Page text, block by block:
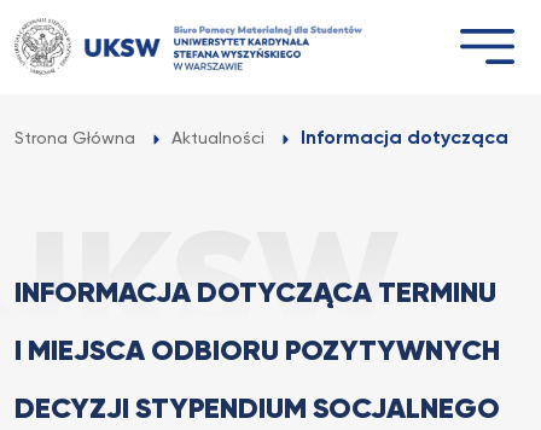
Przejdź
do
treści
Strona Główna Aktualności Informacja dotycząca
INFORMACJA DOTYCZĄCA TERMINU
I MIEJSCA ODBIORU POZYTYWNYCH
DECYZJI STYPENDIUM SOCJALNEGO